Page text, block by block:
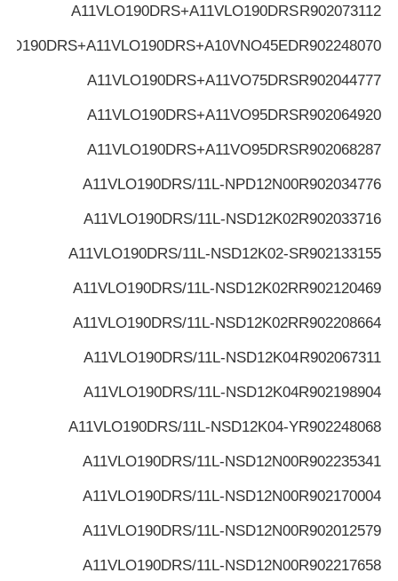
R902073112
A11VLO190DRS+A11VLO190DRS
R902248070
R902044777
A11VLO190DRS+A11VO75DRS
R902064920
A11VLO190DRS+A11VO95DRS
R902068287
A11VLO190DRS+A11VO95DRS
R902034776
A11VLO190DRS/11L-NPD12N00
R902033716
A11VLO190DRS/11L-NSD12K02
R902133155
A11VLO190DRS/11L-NSD12K02-S
R902120469
A11VLO190DRS/11L-NSD12K02R
R902208664
A11VLO190DRS/11L-NSD12K02R
R902067311
A11VLO190DRS/11L-NSD12K04
R902198904
A11VLO190DRS/11L-NSD12K04
R902248068
A11VLO190DRS/11L-NSD12K04-Y
R902235341
A11VLO190DRS/11L-NSD12N00
R902170004
A11VLO190DRS/11L-NSD12N00
R902012579
A11VLO190DRS/11L-NSD12N00
R902217658
A11VLO190DRS/11L-NSD12N00